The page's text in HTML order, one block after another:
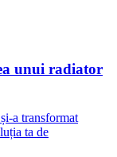
unui radiator